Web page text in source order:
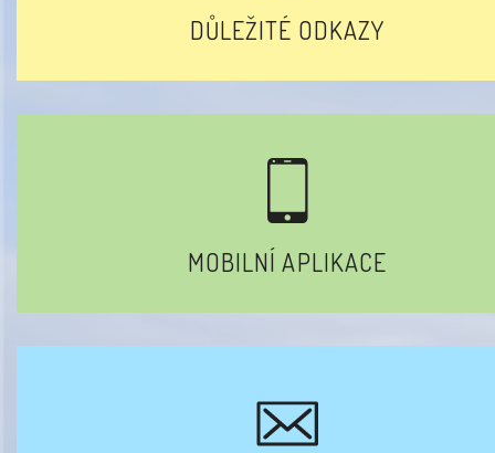
DŮLEŽITÉ ODKAZY
MOBILNÍ APLIKACE